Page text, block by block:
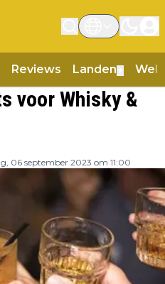
Reviews Landen
voor Whisky &
06 september 2023 om 11:00